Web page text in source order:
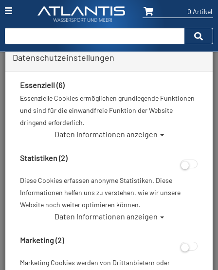
0 Artikel
Zurück
Datenschutzeinstellungen
Essenziell (6)
Essenzielle Cookies ermöglichen grundlegende Funktionen
und sind für die einwandfreie Funktion der Website
dringend erforderlich.
Daten Informationen anzeigen
Statistiken (2)
Diese Cookies erfassen anonyme Statistiken. Diese
Informationen helfen uns zu verstehen, wie wir unsere
Website noch weiter optimieren können.
Daten Informationen anzeigen
Marketing (2)
Marketing Cookies werden von Drittanbietern oder